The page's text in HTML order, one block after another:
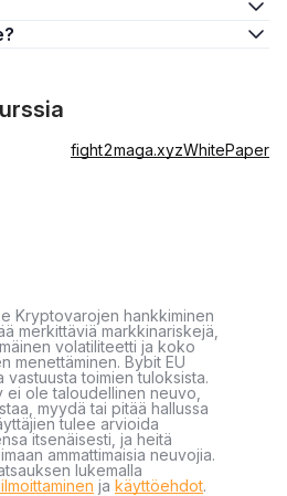
fight2maga.xyzWhitePaper
Kryptovarojen hankkiminen
merkittäviä markkinariskejä,
volatiliteetti ja koko
menettäminen. Bybit EU
vastuusta toimien tuloksista.
ei ole taloudellinen neuvo,
myydä tai pitää hallussa
tulee arvioida
itsenäisesti, ja heitä
ammattimaisia neuvojia.
lukemalla
ja käyttöehdot.